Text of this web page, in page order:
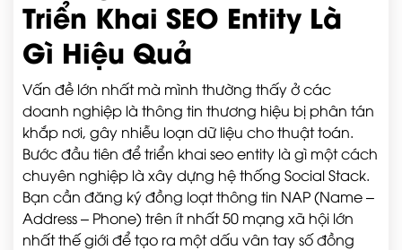
Triển Khai SEO Entity Là
Gì Hiệu Quả
Vấn đề lớn nhất mà mình thường thấy ở các
doanh nghiệp là thông tin thương hiệu bị phân tán
khắp nơi, gây nhiễu loạn dữ liệu cho thuật toán.
Bước đầu tiên để triển khai seo entity là gì một cách
chuyên nghiệp là xây dựng hệ thống Social Stack.
Bạn cần đăng ký đồng loạt thông tin NAP (Name –
Address – Phone) trên ít nhất 50 mạng xã hội lớn
nhất thế giới để tạo ra một dấu vân tay số đồng